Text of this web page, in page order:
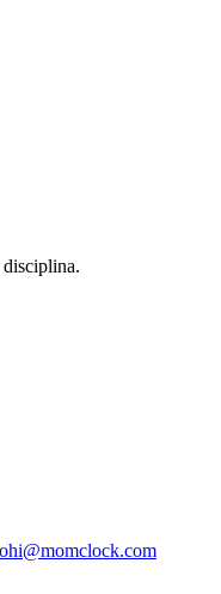
disciplina.
hi@momclock.com